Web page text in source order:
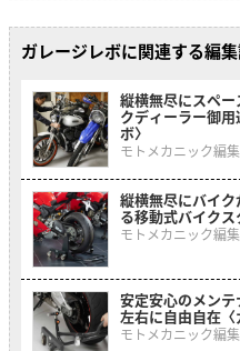
ガレージレボに関連する編
縦横無尽にスペ
クディーラー御
ボ〉
モトメカニック編
縦横無尽にバイ
る移動式バイクス
モトメカニック編
安定安心のメン
左右に自由自在〈
モトメカニック編